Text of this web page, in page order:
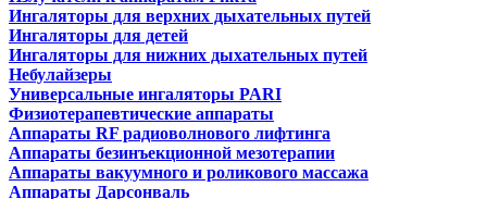
Ингаляторы для верхних дыхательных путей
Ингаляторы для детей
Ингаляторы для нижних дыхательных путей
Небулайзеры
Универсальные ингаляторы PARI
Физиотерапевтические аппараты
Аппараты RF радиоволнового лифтинга
Аппараты безинъекционной мезотерапии
Аппараты вакуумного и роликового массажа
Аппараты Дарсонваль